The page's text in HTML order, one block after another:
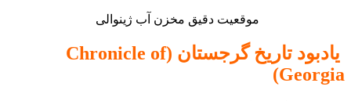
موقعیت دقیق مخزن آب ژینوالی
یادبود تاریخ گرجستان (Chronicle of
Georgia)